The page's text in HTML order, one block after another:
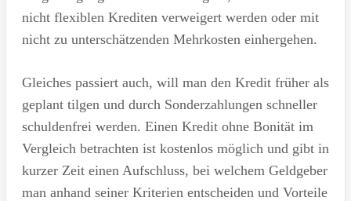
nicht flexiblen Krediten verweigert werden oder mit
nicht zu unterschätzenden Mehrkosten einhergehen.
Gleiches passiert auch, will man den Kredit früher als
geplant tilgen und durch Sonderzahlungen schneller
schuldenfrei werden. Einen Kredit ohne Bonität im
Vergleich betrachten ist kostenlos möglich und gibt in
kurzer Zeit einen Aufschluss, bei welchem Geldgeber
man anhand seiner Kriterien entscheiden und Vorteile